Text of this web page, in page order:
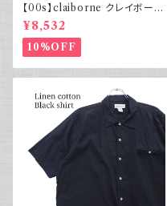
【00s】claiborne クレイボーン
リネンコットンパンツ ツータック
¥8,532
10%OFF